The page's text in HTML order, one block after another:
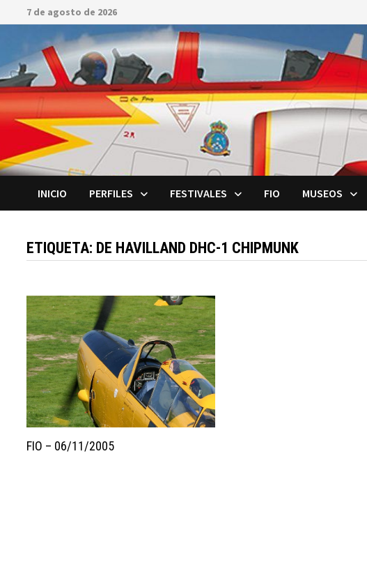
Saltar
al
contenido
7 de agosto de 2026
INICIO PERFILES FESTIVALES FIO MUSEOS
ETIQUETA: DE HAVILLAND DHC-1 CHIPMUNK
FIO – 06/11/2005